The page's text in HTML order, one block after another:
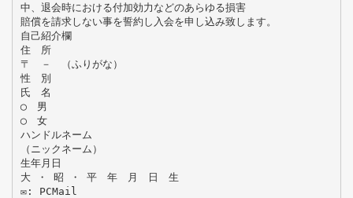
中、退会時における付加効力などのあらゆる損害
賠償を請求しない事を誓約し入会を申し込み致します。
自己紹介欄
住 所
〒 － （ふりがな）
性 別
氏 名
◯ 男
◯ 女
ハンドルネーム
（ニックネーム）
生年月日
大 ・ 昭 ・ 平 年 月 日 生
✉: PCMail